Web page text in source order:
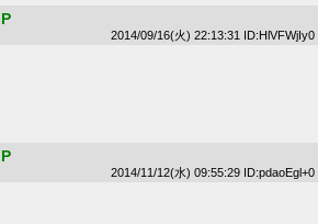
2014/09/16(火) 22:13:31 ID:HlVFWjIy0
2014/11/12(水) 09:55:29 ID:pdaoEgl+0